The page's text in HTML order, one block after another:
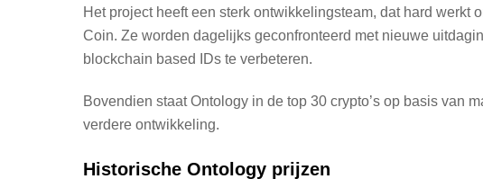
Het project heeft een sterk ontwikkelingsteam, dat hard werkt
Coin. Ze worden dagelijks geconfronteerd met nieuwe
blockchain based IDs te verbeteren.
Bovendien staat Ontology in de top 30 crypto’s op basis van
verdere ontwikkeling.
Historische Ontology prijzen